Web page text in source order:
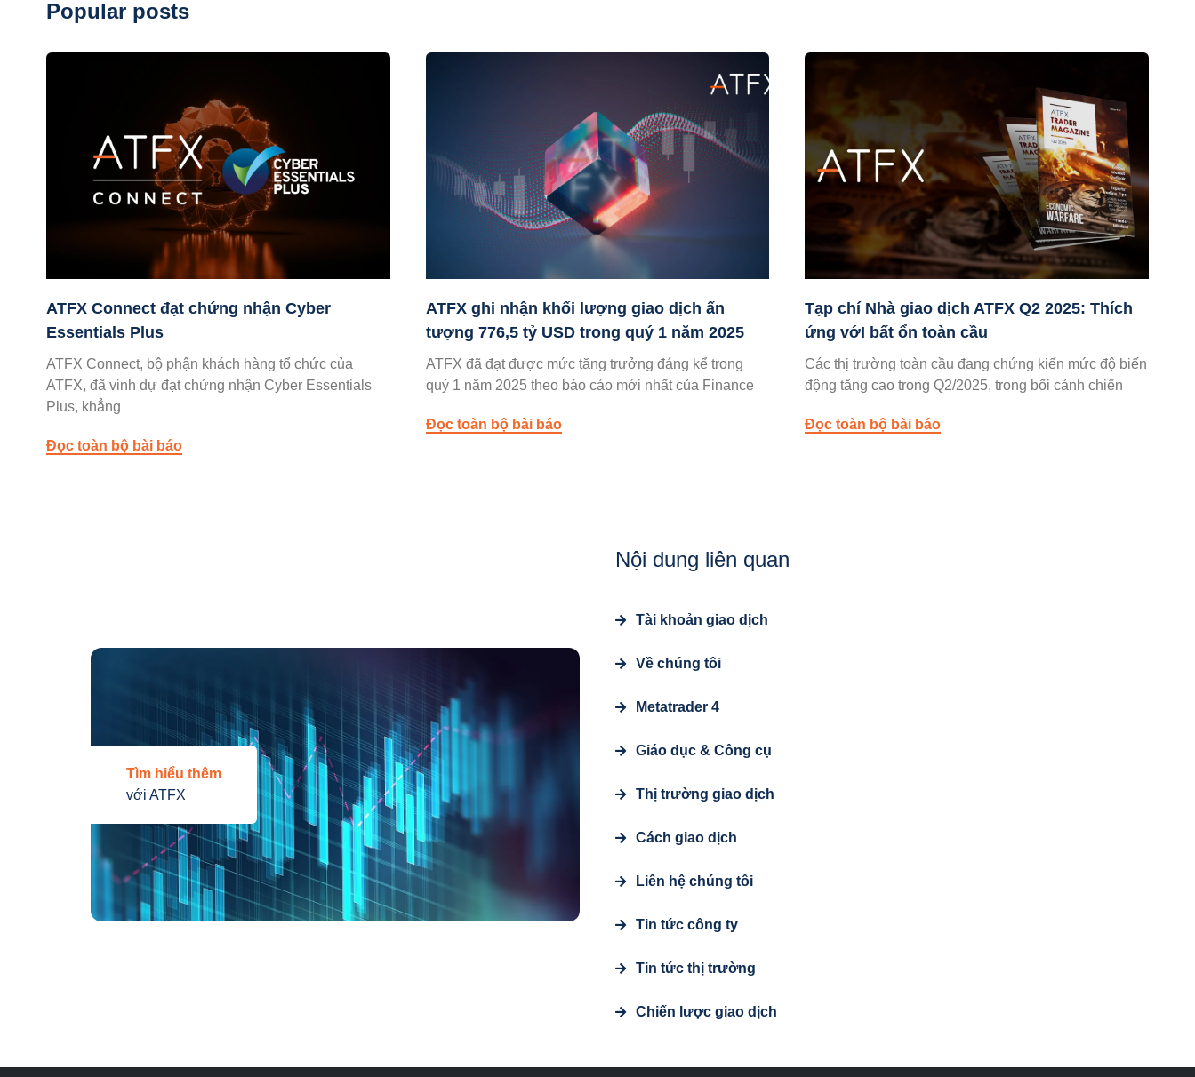
Popular posts
ATFX Connect đạt chứng nhận Cyber
Essentials Plus
ATFX Connect, bộ phận khách hàng tổ chức của
ATFX, đã vinh dự đạt chứng nhận Cyber Essentials
Plus, khẳng
Đọc toàn bộ bài báo
ATFX ghi nhận khối lượng giao dịch ấn
tượng 776,5 tỷ USD trong quý 1 năm 2025
ATFX đã đạt được mức tăng trưởng đáng kể trong
quý 1 năm 2025 theo báo cáo mới nhất của Finance
Đọc toàn bộ bài báo
Tạp chí Nhà giao dịch ATFX Q2 2025: Thích
ứng vớI bất ổn toàn cầu
Các thị trường toàn cầu đang chứng kiến mức độ biến
động tăng cao trong Q2/2025, trong bối cảnh chiến
Đọc toàn bộ bài báo
Tìm hiểu thêm
với ATFX
Nội dung liên quan
Tài khoản giao dịch
Về chúng tôi
Metatrader 4
Giáo dục & Công cụ
Thị trường giao dịch
Cách giao dịch
Liên hệ chúng tôi
Tin tức công ty
Tin tức thị trường
Chiến lược giao dịch